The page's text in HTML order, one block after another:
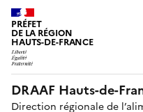
PRÉFET
DE LA RÉGION
HAUTS-DE-FRANCE
DRAAF Hauts-de-
Direction régionale de